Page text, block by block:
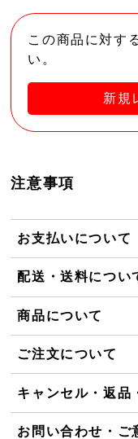
この商品に対す
い。
新規
注意事項
お支払いについて
配送・送料につい
商品について
ご注文について
キャンセル・返品
お問い合わせ・ご